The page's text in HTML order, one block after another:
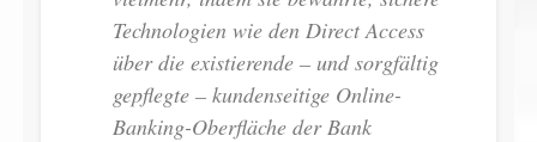
Technologien wie den Direct Access
über die existierende – und sorgfältig
gepflegte – kundenseitige Online-
Banking-Oberfläche der Bank